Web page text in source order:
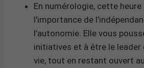
En numérologie, cette
l’importance de
l’autonomie. Elle vous
initiatives et à être le leader
vie, tout en restant ouvert